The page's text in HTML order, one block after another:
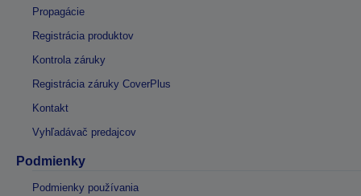
Propagácie
Registrácia produktov
Kontrola záruky
Registrácia záruky CoverPlus
Kontakt
Vyhľadávač predajcov
Podmienky
Podmienky používania